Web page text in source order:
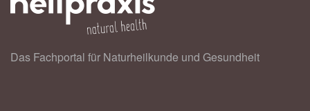
Das Fachportal für Naturheilkunde und Gesundheit